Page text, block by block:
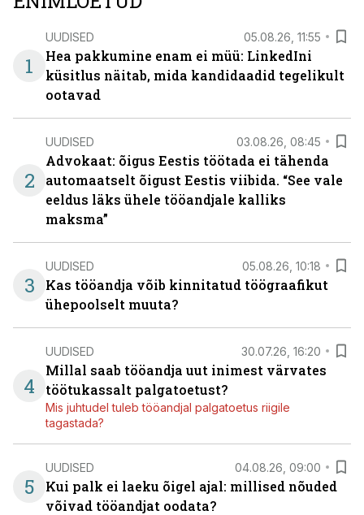
1
UUDISED 05.08.26, 11:55
Hea pakkumine enam ei müü: LinkedIni
küsitlus näitab, mida kandidaadid tegelikult
ootavad
2
UUDISED 03.08.26, 08:45
Advokaat: õigus Eestis töötada ei tähenda
automaatselt õigust Eestis viibida. “See vale
eeldus läks ühele tööandjale kalliks
maksma”
3
UUDISED 05.08.26, 10:18
Kas tööandja võib kinnitatud töögraafikut
ühepoolselt muuta?
4
UUDISED 30.07.26, 16:20
Millal saab tööandja uut inimest värvates
töötukassalt palgatoetust?
Mis juhtudel tuleb tööandjal palgatoetus riigile
tagastada?
5
UUDISED 04.08.26, 09:00
Kui palk ei laeku õigel ajal: millised nõuded
võivad tööandjat oodata?